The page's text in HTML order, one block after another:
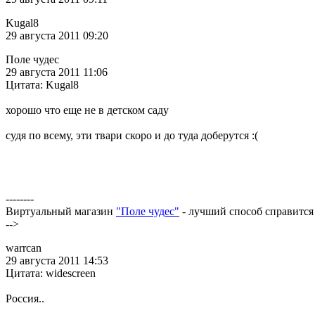
Kugal8
29 августа 2011 09:20
Поле чудес
29 августа 2011 11:06
Цитата: Kugal8
хорошо что еще не в детском саду
судя по всему, эти твари скоро и до туда доберутся :(
--------
Виртуальный магазин "Поле чудес" - лучший способ
-->
warrcan
29 августа 2011 14:53
Цитата: widescreen
Россия..